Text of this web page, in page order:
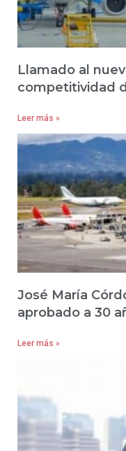
Llamado al
competitividad
Leer más »
José María
aprobado a 30
Leer más »